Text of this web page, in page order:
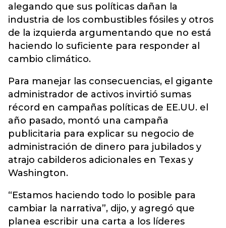
alegando que sus políticas dañan la
industria de los combustibles fósiles y otros
de la izquierda argumentando que no está
haciendo lo suficiente para responder al
cambio climático.
Para manejar las consecuencias, el gigante
administrador de activos invirtió sumas
récord en campañas políticas de EE.UU. el
año pasado, montó una campaña
publicitaria para explicar su negocio de
administración de dinero para jubilados y
atrajo cabilderos adicionales en Texas y
Washington.
“Estamos haciendo todo lo posible para
cambiar la narrativa”, dijo, y agregó que
planea escribir una carta a los líderes